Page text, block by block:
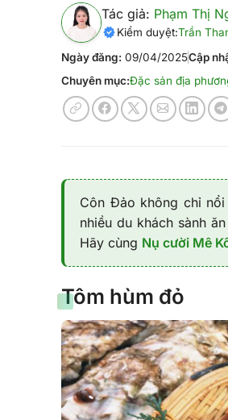
Tác giả: Phạm Thị
Kiểm duyệt:Trần
Ngày đăng: 09/04/2025Cập
Chuyên mục:Đặc sản địa
Côn Đảo không chỉ
nhiều du khách sành
Hãy cùng Nụ cười Mê
Tôm hùm đỏ